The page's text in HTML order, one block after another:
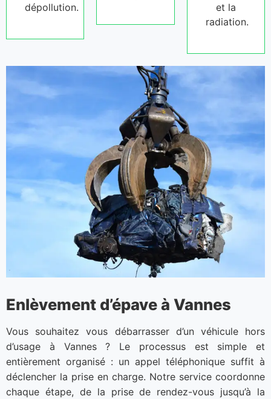
dépollution.
et la
radiation.
Enlèvement d’épave à Vannes
Vous souhaitez vous débarrasser d’un véhicule hors
d’usage à Vannes ? Le processus est simple et
entièrement organisé : un appel téléphonique suffit à
déclencher la prise en charge. Notre service coordonne
chaque étape, de la prise de rendez-vous jusqu’à la